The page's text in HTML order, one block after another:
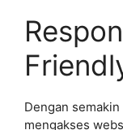
Dengan
mengakses